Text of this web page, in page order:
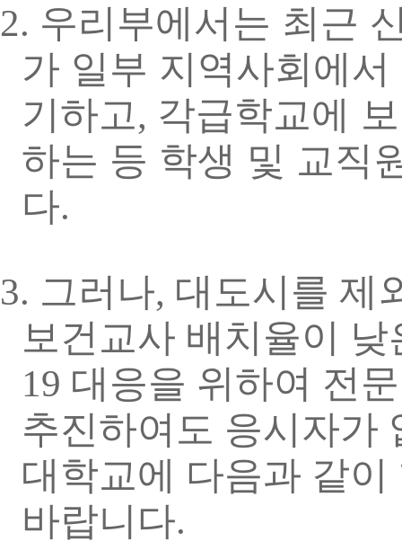
2. 우리부에서는 최근
가 일부 지역사회에
기하고, 각급학교에
하는 등 학생 및 교직
다.
3. 그러나, 대도시를 제
보건교사 배치율이
19 대응을 위하여 전
추진하여도 응시자가
대학교에 다음과 같
바랍니다.